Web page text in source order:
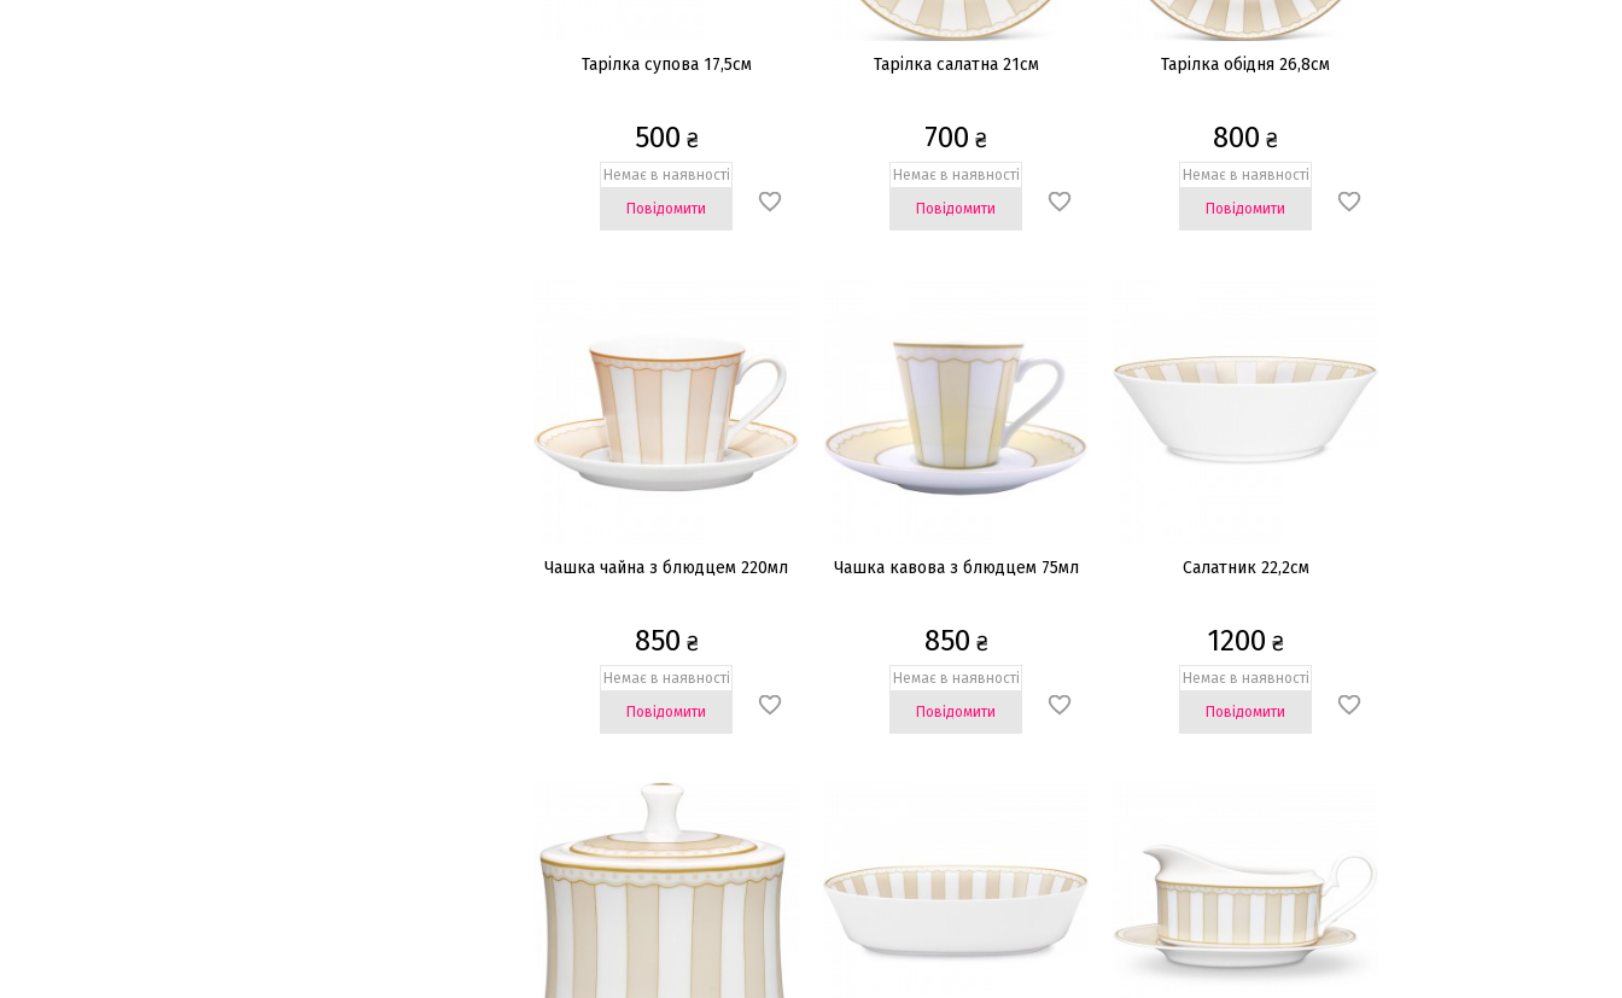
Тарілка супова 17,5см
500 ₴
Немає в наявності
Повідомити
Тарілка салатна 21см
700 ₴
Немає в наявності
Повідомити
Тарілка обідня 26,8см
800 ₴
Немає в наявності
Повідомити
Чашка чайна з блюдцем 220мл
850 ₴
Немає в наявності
Повідомити
Чашка кавова з блюдцем 75мл
850 ₴
Немає в наявності
Повідомити
Салатник 22,2см
1200 ₴
Немає в наявності
Повідомити